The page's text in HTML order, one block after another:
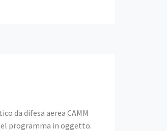
da difesa aerea CAMM
programma in oggetto.